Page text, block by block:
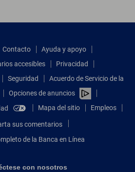
Contacto
Ayuda y apoyo
accesibles
Privacidad
Seguridad
Acuerdo de Servicio de la
Opciones de anuncios
Mapa del sitio Empleos
Comparta sus comentarios
de la Banca en Línea
con nosotros